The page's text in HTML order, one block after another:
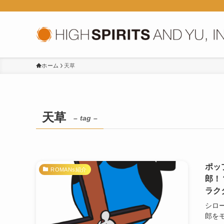
ホーム 天草
天草 – tag –
ROMANs紹介
ポッ
ラク
シロ
郎を